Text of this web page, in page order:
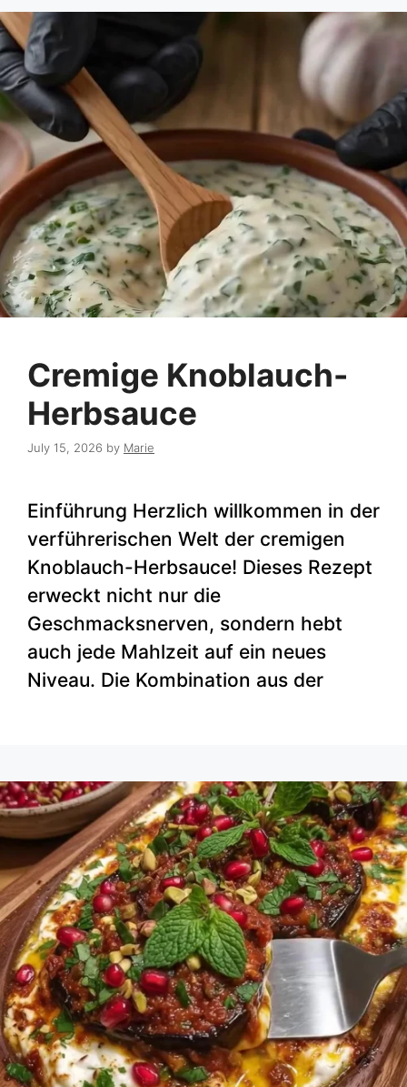
Cremige Knoblauch-
Herbsauce
July 15, 2026 by Marie
Einführung Herzlich willkommen in der
verführerischen Welt der cremigen
Knoblauch-Herbsauce! Dieses Rezept
erweckt nicht nur die
Geschmacksnerven, sondern hebt
auch jede Mahlzeit auf ein neues
Niveau. Die Kombination aus der